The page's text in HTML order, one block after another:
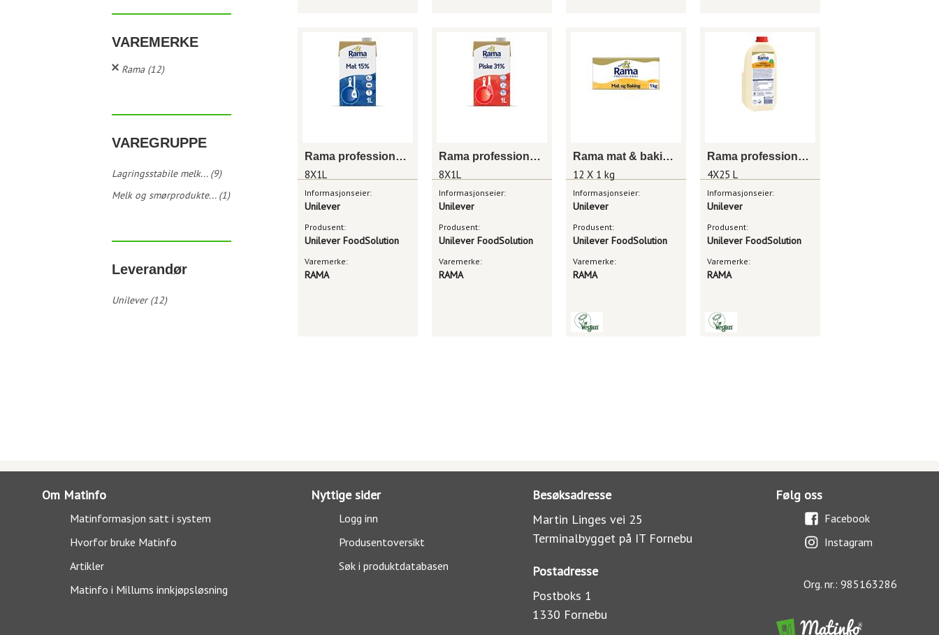
VAREMERKE
Rama (12)
VAREGRUPPE
Lagringsstabile melk... (9)
Melk og smørprodukte... (1)
Leverandør
Unilever (12)
Rama professional mat 15% 8x1l
8X1L
Informasjonseier:
Unilever
Produsent:
Unilever FoodSolution
Varemerke:
RAMA
Rama professional piske 31% 8x1l
8X1L
Informasjonseier:
Unilever
Produsent:
Unilever FoodSolution
Varemerke:
RAMA
Rama mat & baking 12 x 1kg
12 X 1 kg
Informasjonseier:
Unilever
Produsent:
Unilever FoodSolution
Varemerke:
RAMA
Rama professional flytende margarin, melkefri 4x2,5 l
4X25 L
Informasjonseier:
Unilever
Produsent:
Unilever FoodSolution
Varemerke:
RAMA
Om Matinfo
Matinformasjon satt i system
Hvorfor bruke Matinfo
Artikler
Matinfo i Millums innkjøpsløsning
Nyttige sider
Logg inn
Produsentoversikt
Søk i produktdatabasen
Besøksadresse
Martin Linges vei 25
Terminalbygget på IT Fornebu
Postadresse
Postboks 1
1330 Fornebu
Følg oss
Facebook
Instagram
Org. nr.: 985163286